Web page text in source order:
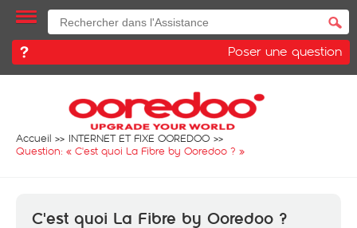
Poser une question
Accueil
INTERNET ET FIXE OOREDOO
Question: « C'est quoi La Fibre by Ooredoo ? »
C'est quoi La Fibre by Ooredoo ?